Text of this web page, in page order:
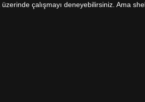
çalışmayı deneyebilirsiniz. Ama